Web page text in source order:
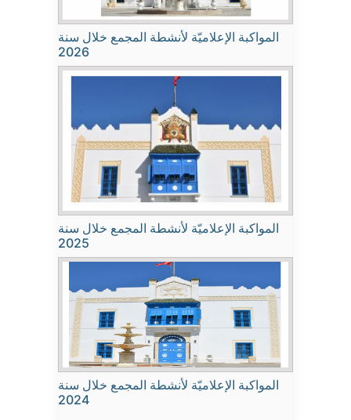
المواكبة الإعلاميّة لأنشطة المجمع خلال سنة
2026
المواكبة الإعلاميّة لأنشطة المجمع خلال سنة
2025
المواكبة الإعلاميّة لأنشطة المجمع خلال سنة
2024